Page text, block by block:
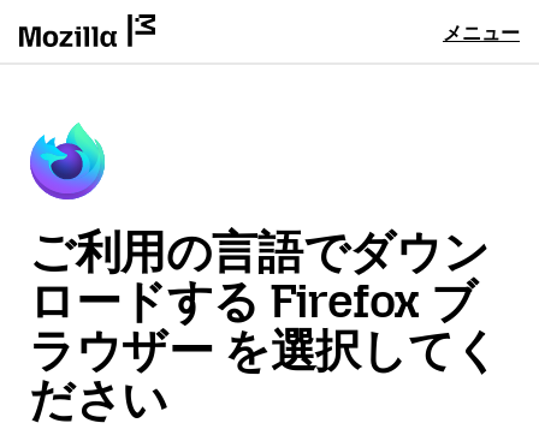
メニュー
ご利用の言語でダウン
ロードする Firefox ブ
ラウザー を選択してく
ださい